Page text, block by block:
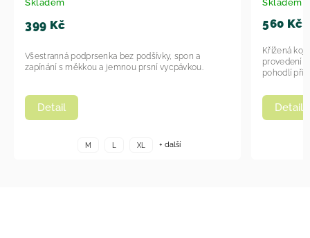
Skladem
399 Kč
Detail
Všestranná podprsenka bez podšívky, spon a
zapínání s měkkou a jemnou prsní vycpávkou.
M XL + další
Skladem
560 Kč
Detail
Křížená
provedení
pohodlí při